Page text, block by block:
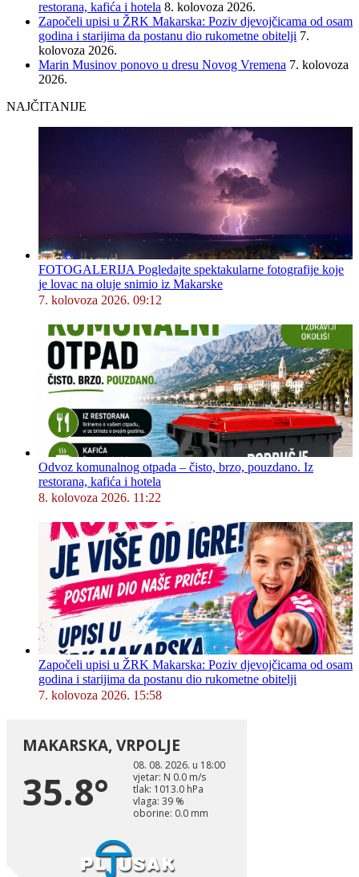
restorana, kafića i hotela 8. kolovoza 2026.
Započeli upisi u ŽRK Makarska: Poziv djevojčicama od osam
godina i starijima da postanu dio rukometne obitelji 7.
kolovoza 2026.
Marin Musinov ponovo u dresu Novog Vremena 7. kolovoza
2026.
NAJČITANIJE
FOTOGALERIJA Pogledajte spektakularne fotografije koje
je lovac na oluje snimio iz Makarske
7. kolovoza 2026. 09:12
Odvoz komunalnog otpada – čisto, brzo, pouzdano. Iz
restorana, kafića i hotela
8. kolovoza 2026. 11:22
Započeli upisi u ŽRK Makarska: Poziv djevojčicama od osam
godina i starijima da postanu dio rukometne obitelji
7. kolovoza 2026. 15:58